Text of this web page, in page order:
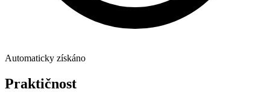
Automaticky získáno
Praktičnost